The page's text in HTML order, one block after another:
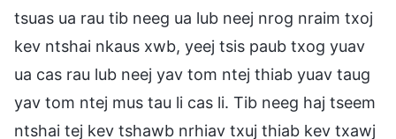
tsuas ua rau tib neeg ua lub neej nrog nraim txoj
kev ntshai nkaus xwb, yeej tsis paub txog yuav
ua cas rau lub neej yav tom ntej thiab yuav taug
yav tom ntej mus tau li cas li. Tib neeg haj tseem
ntshai tej kev tshawb nrhiav txuj thiab kev txawj